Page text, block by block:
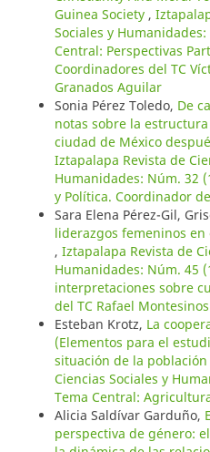
Guinea Society ,
Sociales y
Central: Perspectivas
Coordinadores del TC
Granados Aguilar
Sonia Pérez Toledo, De
notas sobre la
ciudad de México
Iztapalapa Revista de
Humanidades: Núm. 32
y Política. Coordinador
Sara Elena Pérez-Gil,
liderazgos femeninos
, Iztapalapa Revista de
Humanidades: Núm. 45
interpretaciones sobre
del TC Rafael
Esteban Krotz, La
(Elementos para el
situación de la
Ciencias Sociales y
Tema Central:
Alicia Saldívar Garduño,
perspectiva de género: